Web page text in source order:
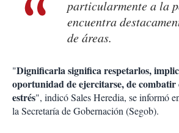
particularmente a la
encuentra
de áreas.
"Dignificarla significa respetarlos,
oportunidad de ejercitarse, de combatir
estrés", indicó Sales Heredia, se informó
la Secretaría de Gobernación (Segob).